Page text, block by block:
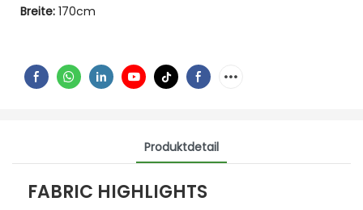
Breite: 170cm
Produktdetail
FABRIC HIGHLIGHTS